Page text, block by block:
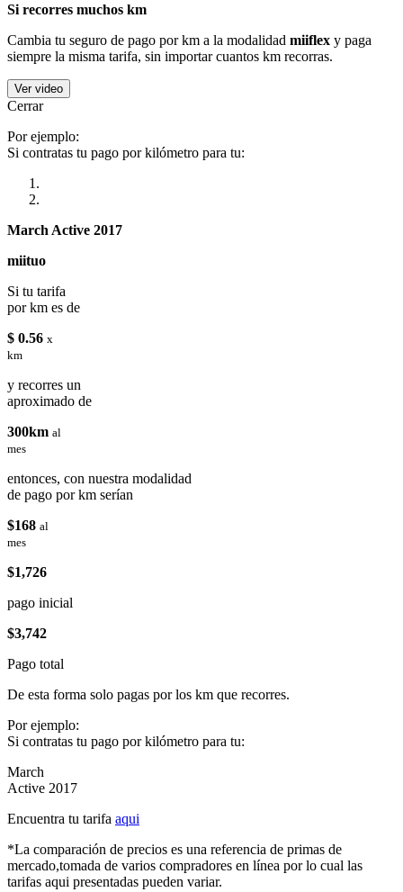
Si recorres muchos km
Cambia tu seguro de pago por km a la modalidad miiflex y paga
siempre la misma tarifa, sin importar cuantos km recorras.
Ver video
Cerrar
Por ejemplo:
Si contratas tu pago por kilómetro para tu:
March Active 2017
miituo
Si tu tarifa
por km es de
$ 0.56 x
km
y recorres un
aproximado de
300km al
mes
entonces, con nuestra modalidad
de pago por km serían
$168 al
mes
$1,726
pago inicial
$3,742
Pago total
De esta forma solo pagas por los km que recorres.
Por ejemplo:
Si contratas tu pago por kilómetro para tu:
March
Active 2017
Encuentra tu tarifa aqui
*La comparación de precios es una referencia de primas de
mercado,tomada de varios compradores en línea por lo cual las
tarifas aqui presentadas pueden variar.